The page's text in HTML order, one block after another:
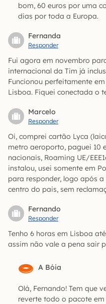
bom, 60 euros por uma
dias por toda a Europa.
Fernanda
Responder
Fui agora em novembro
internacional da Tim já
Funcionou perfeitamente
Lisboa. Fiquei conectada o
Marcelo
Responder
Oi, comprei cartão Lyca
metro aeroporto, paguei 10
nacionais, Roaming UE/
instalou, usei somente em
para responder, logo após
centro do pais, sem
Fernando
Responder
Tenho 6 horas em Lisboa
assim não vale a pena sair
A Bóia
Olá, Fernando! Tem que
reverte todo o pacote